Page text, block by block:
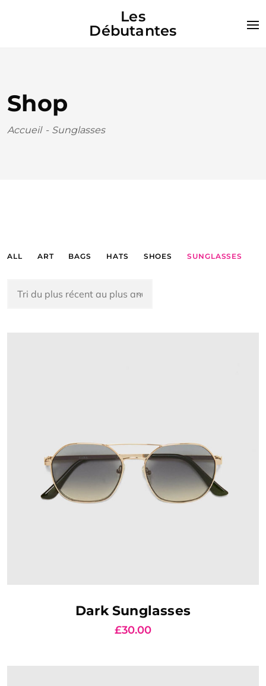
Les
Débutantes
Shop
Accueil - Sunglasses
ALL ART BAGS HATS SHOES SUNGLASSES
Dark Sunglasses
£30.00